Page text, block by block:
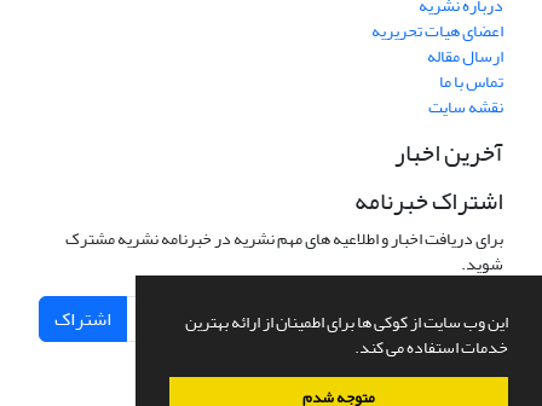
این وب سایت از کوکی ها برای اطمینان از ارائه بهترین
خدمات استفاده می کند.
متوجه شدم
اعضای هیات تحریریه
ارسال مقاله
تماس با ما
نقشه سایت
آخرین اخبار
اشتراک خبرنامه
برای دریافت اخبار و اطلاعیه های مهم نشریه در خبرنامه نشریه مشترک
شوید.
اشتراک